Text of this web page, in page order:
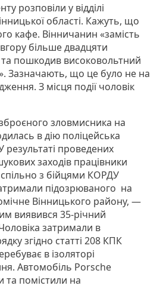
розповіли у відділі
області. Кажуть, що
кафе. Вінничанин «замість
більше двадцяти
та пошкодив високовольтний
Зазначають, що це було не на
З місця події чоловік
зловмисника на
в дію поліцейська
результаті проведених
заходів працівники
спільно з бійцями КОРДУ
підозрюваного на
Вінницького району, —
виявився 35-річний
затримали в
згідно статті 208 КПК
в ізоляторі
Автомобіль Porsche
та помістили на